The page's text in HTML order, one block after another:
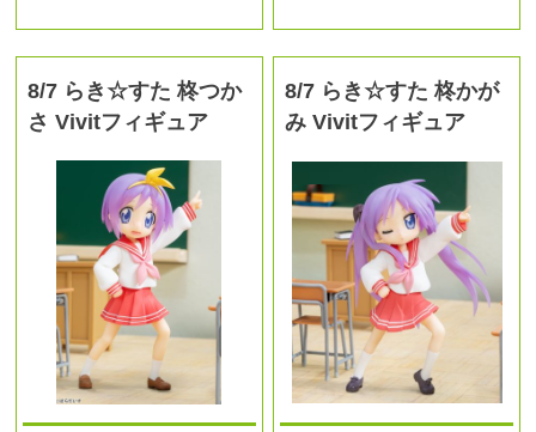
8/7 らき☆すた 柊つか
さ Vivitフィギュア
8/7 らき☆すた 柊かが
み Vivitフィギュア